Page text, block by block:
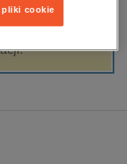
informatyka
cookie